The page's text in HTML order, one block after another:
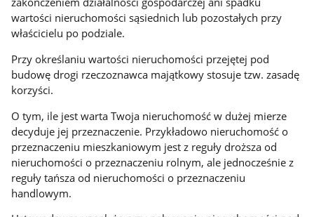
wartości nieruchomości sąsiednich lub pozostałych przy
właścicielu po podziale.
Przy określaniu wartości nieruchomości przejętej pod
budowę drogi rzeczoznawca majątkowy stosuje tzw. zasadę
korzyści.
O tym, ile jest warta Twoja nieruchomość w dużej mierze
decyduje jej przeznaczenie. Przykładowo nieruchomość o
przeznaczeniu mieszkaniowym jest z reguły droższa od
nieruchomości o przeznaczeniu rolnym, ale jednocześnie z
reguły tańsza od nieruchomości o przeznaczeniu
handlowym.